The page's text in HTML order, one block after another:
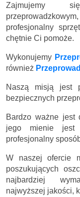
Zajmujemy
profesjonalny
chętnie Ci pomoże.
Wykonujemy
również
Naszą misją jest
bezpiecznych
Bardzo ważne jest
jego mienie jest
profesjonalny
W naszej ofercie
poszukujących
najbardziej
najwyższej jakości,